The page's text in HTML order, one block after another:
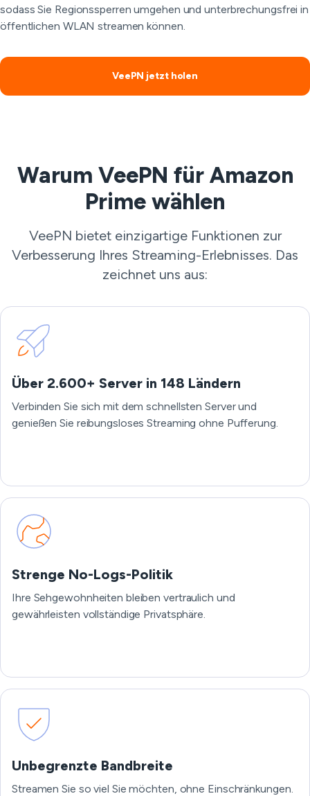
sodass Sie Regionssperren umgehen und unterbrechungsfrei in
öffentlichen WLAN streamen können.
VeePN jetzt holen
Warum VeePN für Amazon
Prime wählen
VeePN bietet einzigartige Funktionen zur
Verbesserung Ihres Streaming-Erlebnisses. Das
zeichnet uns aus:
Über 2.600+ Server in 148 Ländern
Verbinden Sie sich mit dem schnellsten Server und
genießen Sie reibungsloses Streaming ohne Pufferung.
Strenge No-Logs-Politik
Ihre Sehgewohnheiten bleiben vertraulich und
gewährleisten vollständige Privatsphäre.
Unbegrenzte Bandbreite
Streamen Sie so viel Sie möchten, ohne Einschränkungen.